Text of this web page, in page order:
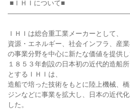
ＩＨＩは総合重工業メーカーとして、
資源・エネルギー、社会インフラ、産
の事業分野を中心に新たな価値を提供し
１８５３年創設の日本初の近代的造船
とするＩＨＩは、
造船で培った技術をもとに陸上機械、
ジンなどに事業を拡大し、日本の近代
した。